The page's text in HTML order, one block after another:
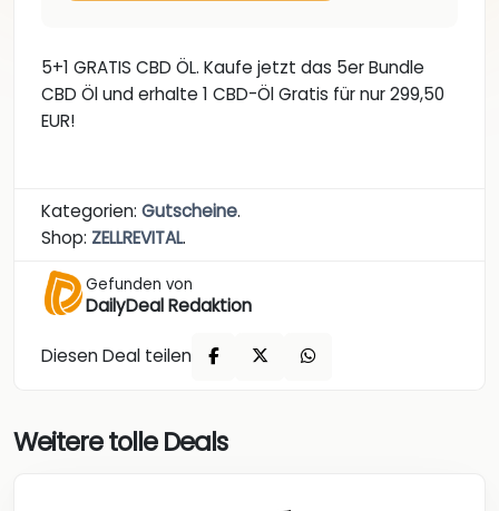
5+1 GRATIS CBD ÖL. Kaufe jetzt das 5er Bundle
CBD Öl und erhalte 1 CBD-Öl Gratis für nur 299,50
EUR!
Kategorien: Gutscheine.
Shop: ZELLREVITAL.
Gefunden von
DailyDeal Redaktion
Diesen Deal teilen
Weitere tolle Deals